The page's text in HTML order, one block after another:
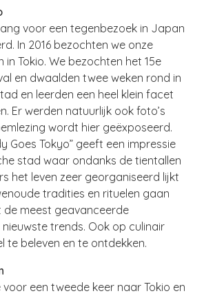
voor een tegenbezoek in Japan
In 2016 bezochten we onze
Tokio. We bezochten het 15e
en dwaalden twee weken rond in
en leerden een heel klein facet
Er werden natuurlijk ook foto’s
wordt hier geëxposeerd.
Goes Tokyo” geeft een impressie
stad waar ondanks de tientallen
het leven zeer georganiseerd lijkt
tradities en rituelen gaan
de meest geavanceerde
trends. Ook op culinair
te beleven en te ontdekken.
voor een tweede keer naar Tokio en